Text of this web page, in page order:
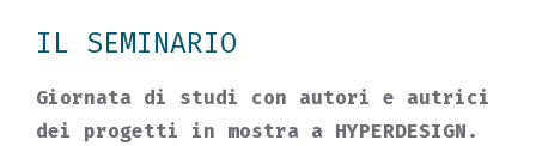
IL SEMINARIO
Giornata di studi con autori e autrici
dei progetti in mostra a HYPERDESIGN.